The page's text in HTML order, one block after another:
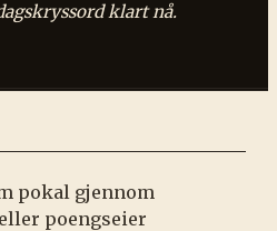
klart nå.
pokal gjennom
poengseier